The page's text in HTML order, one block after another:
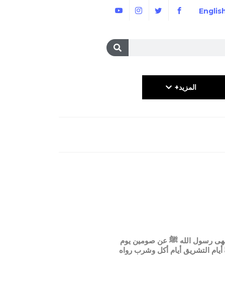
المزيد+
نهى رسول الله ﷺ عن صومين يوم
التشريق أيام أكل وشرب رواه